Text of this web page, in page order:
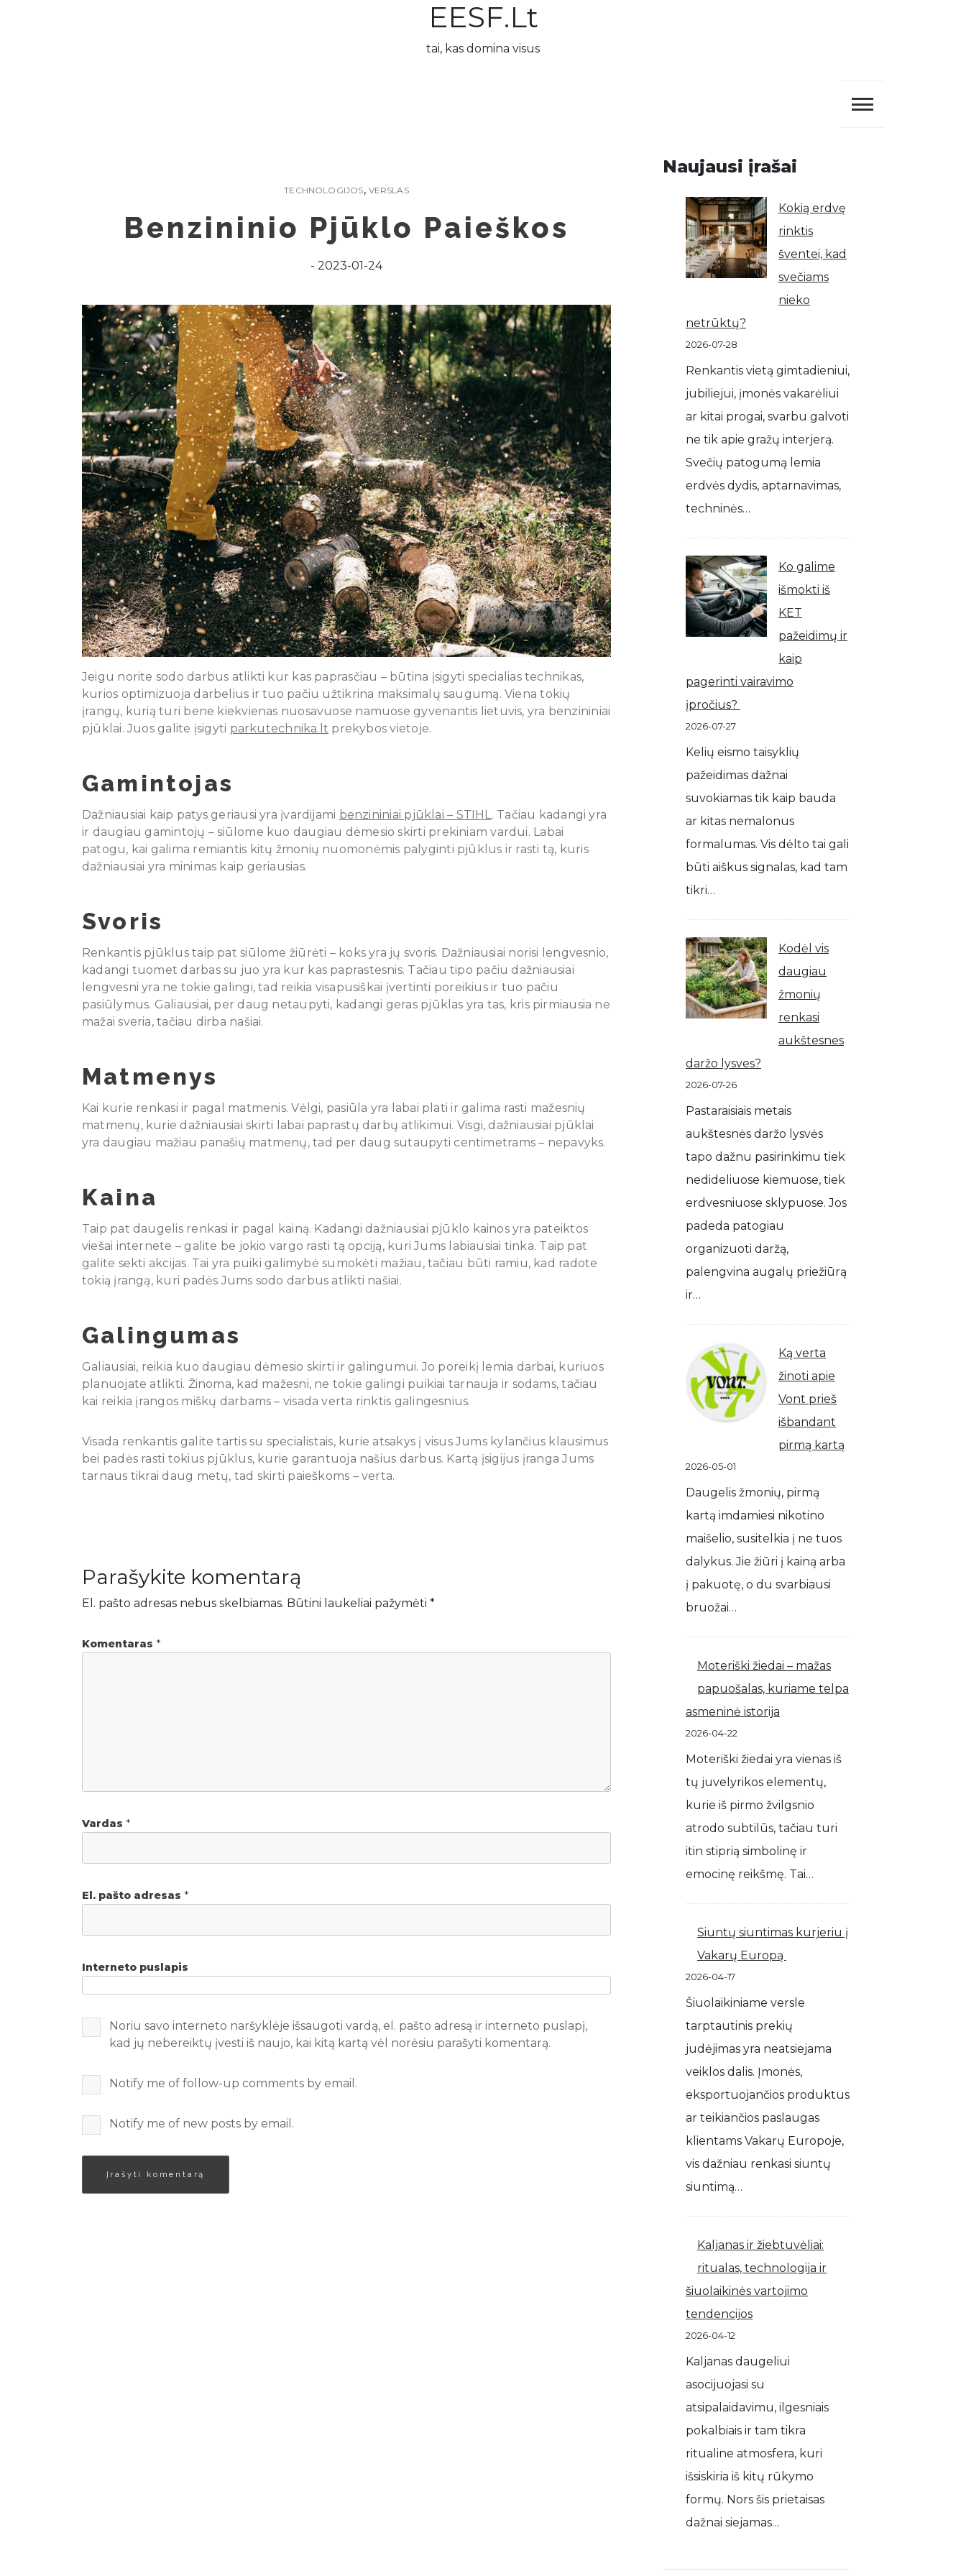
EESF.lt
tai, kas domina visus
TECHNOLOGIJOS, VERSLAS
Benzininio Pjūklo Paieškos
2023-01-24
Jeigu norite sodo darbus atlikti kur kas paprasčiau – būtina įsigyti specialias technikas,
kurios optimizuoja darbelius ir tuo pačiu užtikrina maksimalų saugumą. Viena tokių
įrangų, kurią turi bene kiekvienas nuosavuose namuose gyvenantis lietuvis, yra benzininiai
pjūklai. Juos galite įsigyti parkutechnika.lt prekybos vietoje.
Gamintojas
Dažniausiai kaip patys geriausi yra įvardijami benzininiai pjūklai – STIHL. Tačiau kadangi yra
ir daugiau gamintojų – siūlome kuo daugiau dėmesio skirti prekiniam vardui. Labai
patogu, kai galima remiantis kitų žmonių nuomonėmis palyginti pjūklus ir rasti tą, kuris
dažniausiai yra minimas kaip geriausias.
Svoris
Renkantis pjūklus taip pat siūlome žiūrėti – koks yra jų svoris. Dažniausiai norisi lengvesnio,
kadangi tuomet darbas su juo yra kur kas paprastesnis. Tačiau tipo pačiu dažniausiai
lengvesni yra ne tokie galingi, tad reikia visapusiškai įvertinti poreikius ir tuo pačiu
pasiūlymus. Galiausiai, per daug netaupyti, kadangi geras pjūklas yra tas, kris pirmiausia ne
mažai sveria, tačiau dirba našiai.
Matmenys
Kai kurie renkasi ir pagal matmenis. Vėlgi, pasiūla yra labai plati ir galima rasti mažesnių
matmenų, kurie dažniausiai skirti labai paprastų darbų atlikimui. Visgi, dažniausiai pjūklai
yra daugiau mažiau panašių matmenų, tad per daug sutaupyti centimetrams – nepavyks.
Kaina
Taip pat daugelis renkasi ir pagal kainą. Kadangi dažniausiai pjūklo kainos yra pateiktos
viešai internete – galite be jokio vargo rasti tą opciją, kuri Jums labiausiai tinka. Taip pat
galite sekti akcijas. Tai yra puiki galimybė sumokėti mažiau, tačiau būti ramiu, kad radote
tokią įrangą, kuri padės Jums sodo darbus atlikti našiai.
Galingumas
Galiausiai, reikia kuo daugiau dėmesio skirti ir galingumui. Jo poreikį lemia darbai, kuriuos
planuojate atlikti. Žinoma, kad mažesni, ne tokie galingi puikiai tarnauja ir sodams, tačiau
kai reikia įrangos miškų darbams – visada verta rinktis galingesnius.
Visada renkantis galite tartis su specialistais, kurie atsakys į visus Jums kylančius klausimus
bei padės rasti tokius pjūklus, kurie garantuoja našius darbus. Kartą įsigijus įranga Jums
tarnaus tikrai daug metų, tad skirti paieškoms – verta.
Parašykite komentarą
El. pašto adresas nebus skelbiamas. Būtini laukeliai pažymėti *
Komentaras *
Vardas *
El. pašto adresas *
Interneto puslapis
Noriu savo interneto naršyklėje išsaugoti vardą, el. pašto adresą ir interneto puslapį,
kad jų nebereiktų įvesti iš naujo, kai kitą kartą vėl norėsiu parašyti komentarą.
Notify me of follow-up comments by email.
Notify me of new posts by email.
Naujausi įrašai
Kokią erdvę
rinktis
šventei, kad
svečiams
nieko
netrūktų?
2026-07-28
Renkantis vietą gimtadieniui,
jubiliejui, įmonės vakarėliui
ar kitai progai, svarbu galvoti
ne tik apie gražų interjerą.
Svečių patogumą lemia
erdvės dydis, aptarnavimas,
techninės…
Ko galime
išmokti iš
KET
pažeidimų ir
kaip
pagerinti vairavimo
įpročius?
2026-07-27
Kelių eismo taisyklių
pažeidimas dažnai
suvokiamas tik kaip bauda
ar kitas nemalonus
formalumas. Vis dėlto tai gali
būti aiškus signalas, kad tam
tikri…
Kodėl vis
daugiau
žmonių
renkasi
aukštesnes
daržo lysves?
2026-07-26
Pastaraisiais metais
aukštesnės daržo lysvės
tapo dažnu pasirinkimu tiek
nedideliuose kiemuose, tiek
erdvesniuose sklypuose. Jos
padeda patogiau
organizuoti daržą,
palengvina augalų priežiūrą
ir…
Ką verta
žinoti apie
Vont prieš
išbandant
pirmą kartą
2026-05-01
Daugelis žmonių, pirmą
kartą imdamiesi nikotino
maišelio, susitelkia į ne tuos
dalykus. Jie žiūri į kainą arba
į pakuotę, o du svarbiausi
bruožai…
Moteriški žiedai – mažas
papuošalas, kuriame telpa
asmeninė istorija
2026-04-22
Moteriški žiedai yra vienas iš
tų juvelyrikos elementų,
kurie iš pirmo žvilgsnio
atrodo subtilūs, tačiau turi
itin stiprią simbolinę ir
emocinę reikšmę. Tai…
Siuntų siuntimas kurjeriu į
Vakarų Europą
2026-04-17
Šiuolaikiniame versle
tarptautinis prekių
judėjimas yra neatsiejama
veiklos dalis. Įmonės,
eksportuojančios produktus
ar teikiančios paslaugas
klientams Vakarų Europoje,
vis dažniau renkasi siuntų
siuntimą…
Kaljanas ir žiebtuvėliai:
ritualas, technologija ir
šiuolaikinės vartojimo
tendencijos
2026-04-12
Kaljanas daugeliui
asocijuojasi su
atsipalaidavimu, ilgesniais
pokalbiais ir tam tikra
ritualine atmosfera, kuri
išsiskiria iš kitų rūkymo
formų. Nors šis prietaisas
dažnai siejamas…